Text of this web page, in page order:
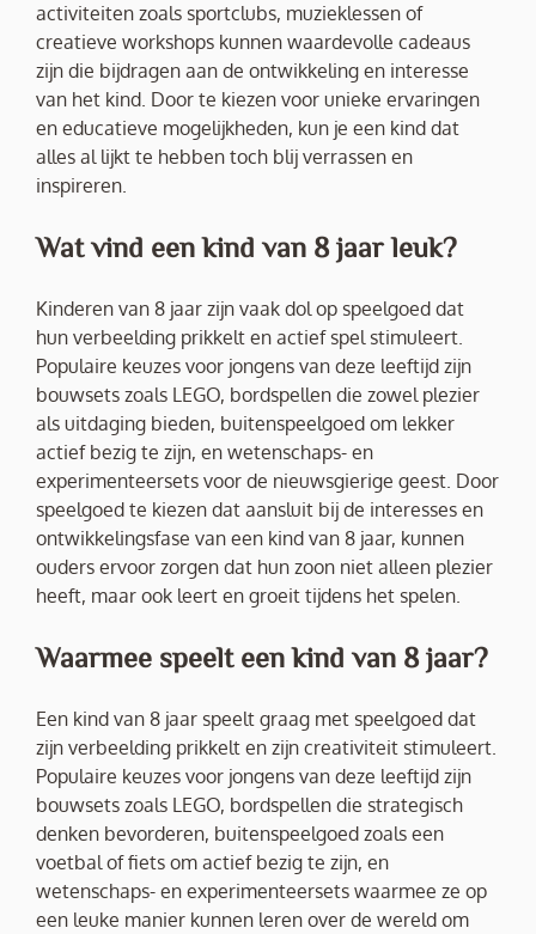
activiteiten zoals sportclubs, muzieklessen of
creatieve workshops kunnen waardevolle cadeaus
zijn die bijdragen aan de ontwikkeling en interesse
van het kind. Door te kiezen voor unieke ervaringen
en educatieve mogelijkheden, kun je een kind dat
alles al lijkt te hebben toch blij verrassen en
inspireren.
Wat vind een kind van 8 jaar leuk?
Kinderen van 8 jaar zijn vaak dol op speelgoed dat
hun verbeelding prikkelt en actief spel stimuleert.
Populaire keuzes voor jongens van deze leeftijd zijn
bouwsets zoals LEGO, bordspellen die zowel plezier
als uitdaging bieden, buitenspeelgoed om lekker
actief bezig te zijn, en wetenschaps- en
experimenteersets voor de nieuwsgierige geest. Door
speelgoed te kiezen dat aansluit bij de interesses en
ontwikkelingsfase van een kind van 8 jaar, kunnen
ouders ervoor zorgen dat hun zoon niet alleen plezier
heeft, maar ook leert en groeit tijdens het spelen.
Waarmee speelt een kind van 8 jaar?
Een kind van 8 jaar speelt graag met speelgoed dat
zijn verbeelding prikkelt en zijn creativiteit stimuleert.
Populaire keuzes voor jongens van deze leeftijd zijn
bouwsets zoals LEGO, bordspellen die strategisch
denken bevorderen, buitenspeelgoed zoals een
voetbal of fiets om actief bezig te zijn, en
wetenschaps- en experimenteersets waarmee ze op
een leuke manier kunnen leren over de wereld om